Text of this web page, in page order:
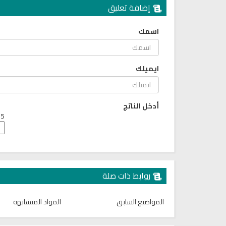
إضافة تعليق
اسمك
ايميلك
أدخل الناتج
5 + 1 =
روابط ذات صلة
المواضيع السابق المواد المتشابهة